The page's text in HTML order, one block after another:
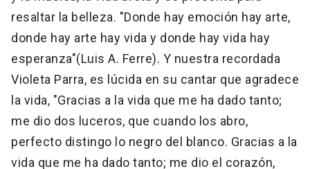
resaltar la belleza. "Donde hay emoción hay arte,
donde hay arte hay vida y donde hay vida hay
esperanza"(Luis A. Ferre). Y nuestra recordada
Violeta Parra, es lúcida en su cantar que agradece
la vida, "Gracias a la vida que me ha dado tanto;
me dio dos luceros, que cuando los abro,
perfecto distingo lo negro del blanco. Gracias a la
vida que me ha dado tanto; me dio el corazón,